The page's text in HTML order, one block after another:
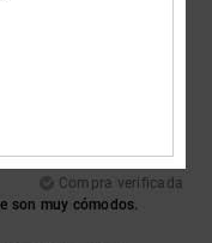
Compra verificada
son muy cómodos.